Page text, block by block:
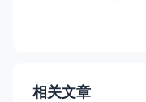
相关文章